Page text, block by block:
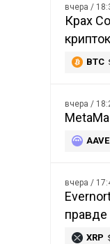
вчера /
Крах
BTC
вчера /
AAVE
вчера /
правде
XRP